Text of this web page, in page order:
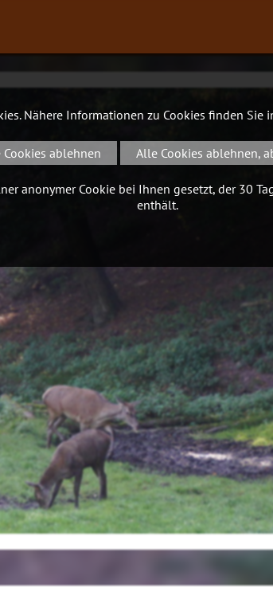
Nähere Informationen zu Cookies finden Sie
ablehnen Alle Cookies ablehnen,
anonymer Cookie bei Ihnen gesetzt, der 30
enthält.